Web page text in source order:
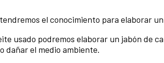
el conocimiento para elaborar
usado podremos elaborar un jabón de
dañar el medio ambiente.